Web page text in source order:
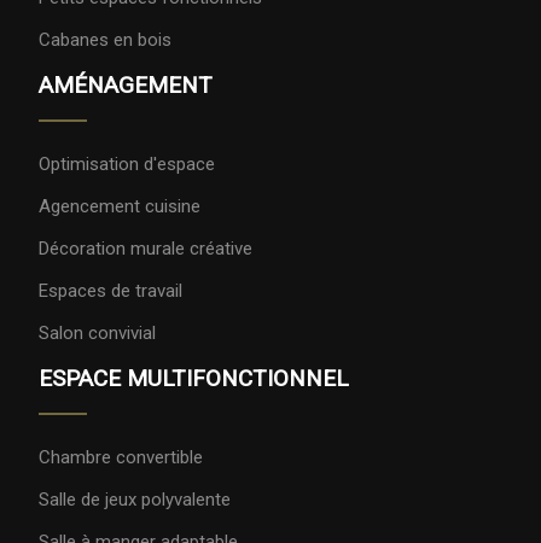
Cabanes en bois
AMÉNAGEMENT
Optimisation d'espace
Agencement cuisine
Décoration murale créative
Espaces de travail
Salon convivial
ESPACE MULTIFONCTIONNEL
Chambre convertible
Salle de jeux polyvalente